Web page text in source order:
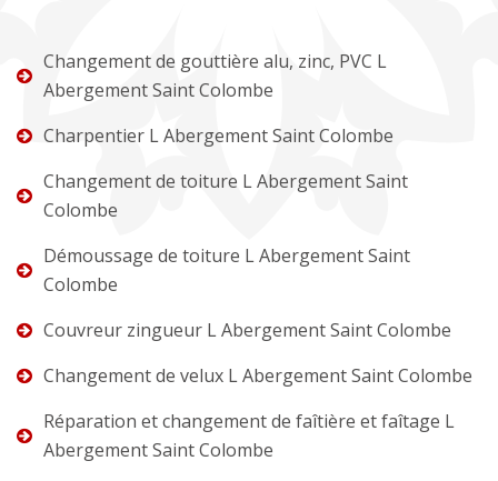
Changement de gouttière alu, zinc, PVC L
Abergement Saint Colombe
Charpentier L Abergement Saint Colombe
Changement de toiture L Abergement Saint
Colombe
Démoussage de toiture L Abergement Saint
Colombe
Couvreur zingueur L Abergement Saint Colombe
Changement de velux L Abergement Saint Colombe
Réparation et changement de faîtière et faîtage L
Abergement Saint Colombe